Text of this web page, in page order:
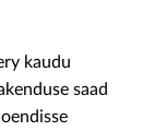
kaudu
saad